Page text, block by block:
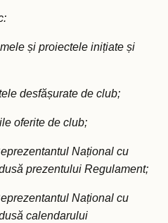
și proiectele inițiate și
desfășurate de club;
oferite de club;
Național cu
prezentului Regulament;
Național cu
calendarului